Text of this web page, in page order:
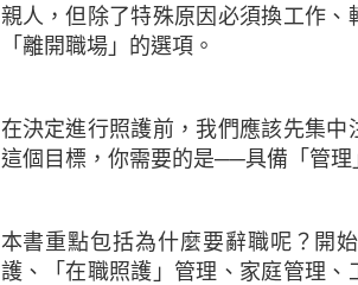
親人，但除了特殊原因必須換工作
「離開職場」的選項。
在決定進行照護前，我們應該先集
這個目標，你需要的是──具備「管理
本書重點包括為什麼要辭職呢？開
護、「在職照護」管理、家庭管理